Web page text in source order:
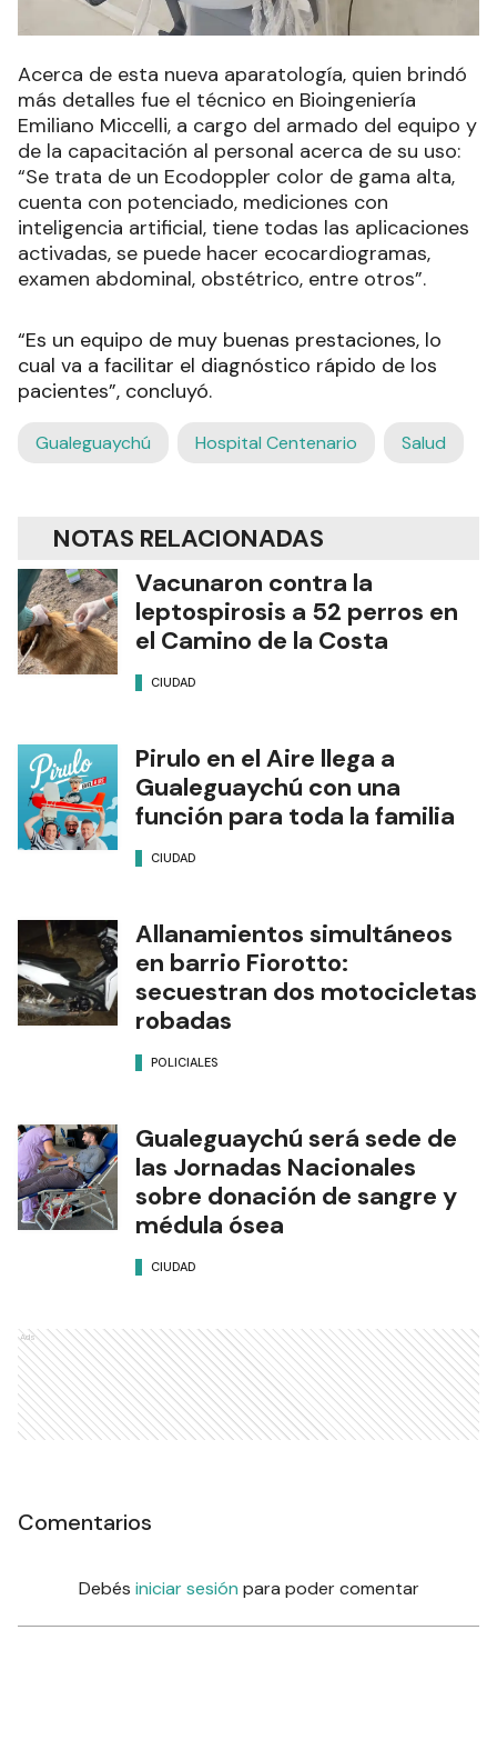
Acerca de esta nueva aparatología, quien brindó
más detalles fue el técnico en Bioingeniería
Emiliano Miccelli, a cargo del armado del equipo y
de la capacitación al personal acerca de su uso:
“Se trata de un Ecodoppler color de gama alta,
cuenta con potenciado, mediciones con
inteligencia artificial, tiene todas las aplicaciones
activadas, se puede hacer ecocardiogramas,
examen abdominal, obstétrico, entre otros”.
“Es un equipo de muy buenas prestaciones, lo
cual va a facilitar el diagnóstico rápido de los
pacientes”, concluyó.
Gualeguaychú Hospital Centenario Salud
NOTAS RELACIONADAS
Vacunaron contra la
leptospirosis a 52 perros en
el Camino de la Costa
CIUDAD
Pirulo en el Aire llega a
Gualeguaychú con una
función para toda la familia
CIUDAD
Allanamientos simultáneos
en barrio Fiorotto:
secuestran dos motocicletas
robadas
POLICIALES
Gualeguaychú será sede de
las Jornadas Nacionales
sobre donación de sangre y
médula ósea
CIUDAD
Ads
Comentarios
Debés iniciar sesión para poder comentar